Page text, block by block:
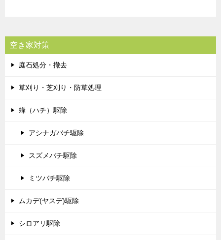
空き家対策
庭石処分・撤去
草刈り・芝刈り・防草処理
蜂（ハチ）駆除
アシナガバチ駆除
スズメバチ駆除
ミツバチ駆除
ムカデ(ヤスデ)駆除
シロアリ駆除